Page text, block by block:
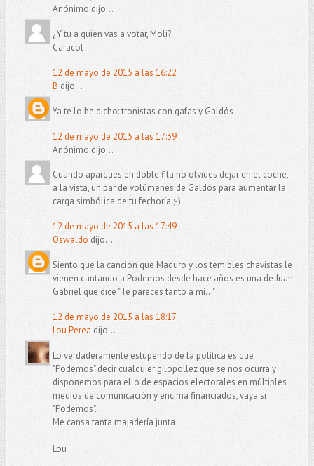
Anónimo dijo...
¿Y tu a quien vas a votar, Moli?
Caracol
12 de mayo de 2015 a las 16:22
B dijo...
Ya te lo he dicho: tronistas con gafas y Galdós
12 de mayo de 2015 a las 17:39
Anónimo dijo...
Cuando aparques en doble fila no olvides dejar en el coche,
a la vista, un par de volúmenes de Galdós para aumentar la
carga simbólica de tu fechoría ;-)
12 de mayo de 2015 a las 17:49
Oswaldo dijo...
Siento que la canción que Maduro y los temibles chavistas le
vienen cantando a Podemos desde hace años es una de Juan
Gabriel que dice "Te pareces tanto a mí..."
12 de mayo de 2015 a las 18:17
Lou Perea dijo...
Lo verdaderamente estupendo de la política es que
"Podemos" decir cualquier gilopollez que se nos ocurra y
disponemos para ello de espacios electorales en múltiples
medios de comunicación y encima financiados, vaya si
"Podemos".
Me cansa tanta majadería junta
Lou